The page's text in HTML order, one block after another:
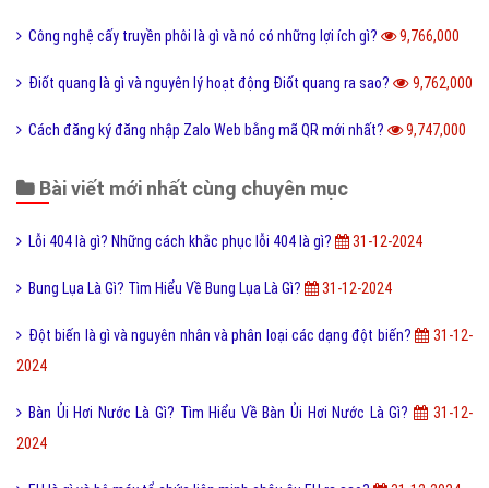
Công nghệ cấy truyền phôi là gì và nó có những lợi ích gì? 9,766,000
Điốt quang là gì và nguyên lý hoạt động Điốt quang ra sao? 9,762,000
Cách đăng ký đăng nhập Zalo Web bằng mã QR mới nhất? 9,747,000
Bài viết mới nhất cùng chuyên mục
Lỗi 404 là gì? Những cách khắc phục lỗi 404 là gì? 31-12-2024
Bung Lụa Là Gì? Tìm Hiểu Về Bung Lụa Là Gì? 31-12-2024
Đột biến là gì và nguyên nhân và phân loại các dạng đột biến?
31-12-
2024
Bàn Ủi Hơi Nước Là Gì? Tìm Hiểu Về Bàn Ủi Hơi Nước Là Gì?
31-12-
2024